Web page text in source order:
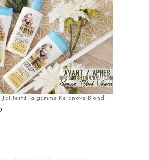
testé la gamme Keranove Blond